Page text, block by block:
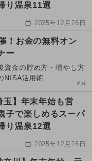
り温泉11選
2025年12月26日
！お金の無料オン
ー
資金の貯め方・増やし方
NISA活用術
PR
玉】年末年始も営
子で楽しめるスーパ
り温泉12選
2025年12月26日